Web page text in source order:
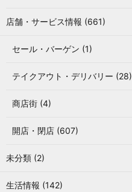
店舗・サービス情報 (661)
セール・バーゲン (1)
テイクアウト・デリバリー (28)
商店街 (4)
開店・閉店 (607)
未分類 (2)
生活情報 (142)